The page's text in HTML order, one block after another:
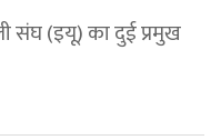
संघ (इयू) का दुई प्रमुख